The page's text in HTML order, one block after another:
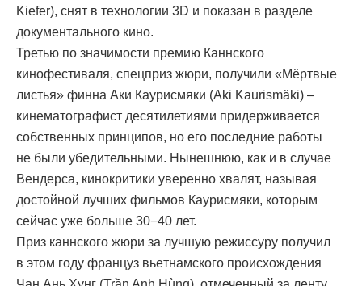
Kiefer), снят в технологии 3D и показан в разделе
документального кино.
Третью по значимости премию Каннского
кинофестиваля, спецприз жюри, получили «Мёртвые
листья» финна Аки Каурисмяки (Aki Kaurismäki) –
кинематографист десятилетиями придерживается
собственных принципов, но его последние работы
не были убедительными. Нынешнюю, как и в случае
Вендерса, кинокритики уверенно хвалят, называя
достойной лучших фильмов Каурисмяки, которым
сейчас уже больше 30−40 лет.
Приз каннского жюри за лучшую режиссуру получил
в этом году француз вьeтнамского происхождения